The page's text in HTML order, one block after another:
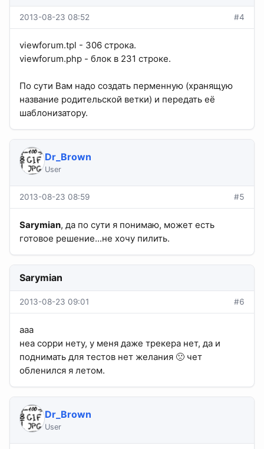
2013-08-23 08:52 #4
viewforum.tpl - 306 строка.
viewforum.php - блок в 231 строке.
По сути Вам надо создать перменную (хранящую
название родительской ветки) и передать её
шаблонизатору.
Dr_Brown
User
2013-08-23 08:59 #5
Sarymian, да по сути я понимаю, может есть
готовое решение...не хочу пилить.
Sarymian
2013-08-23 09:01 #6
ааа
неа сорри нету, у меня даже трекера нет, да и
поднимать для тестов нет желания 🙁 чет
обленился я летом.
Dr_Brown
User